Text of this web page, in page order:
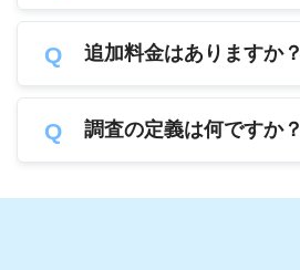
追加料金はありますか？
調査の定義は何ですか？